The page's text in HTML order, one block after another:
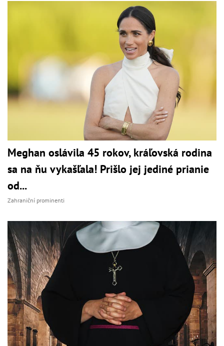
Meghan oslávila 45 rokov, kráľovská rodina
sa na ňu vykašľala! Prišlo jej jediné prianie
od...
Zahraniční prominenti